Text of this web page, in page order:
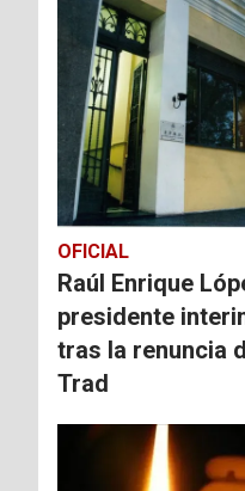
OFICIAL
Raúl Enrique
presidente
tras la renuncia
Trad